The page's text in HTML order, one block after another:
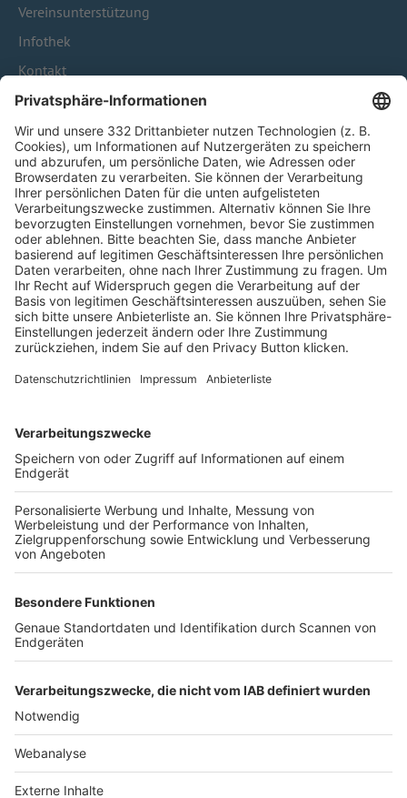
Vereinsunterstützung
Infothek
Kontakt
HÄUFIG BESUCHTE SEITEN
Pässe und Vereinswechsel
Trainerausbildung
Schulungsangebot Vereinsmitarbeiter
BFV-Geschäftsstellen
Trainerbörse
Login SpielPlus
FOLGE DEM BFV
TOP-VEREINE
TOP-PARTNER
Nutzungsbedingungen Datenschutz Impressum